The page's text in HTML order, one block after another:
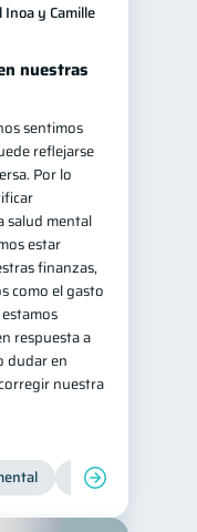
y Camille
nuestras
sentimos
reflejarse
Por lo
salud mental
estar
finanzas,
como el gasto
respuesta a
dudar en
nuestra
Inclusión